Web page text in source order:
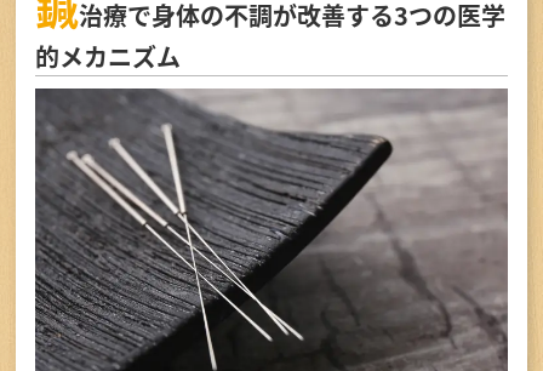
治療で身体の不調が改善する3つの医学
的メカニズム